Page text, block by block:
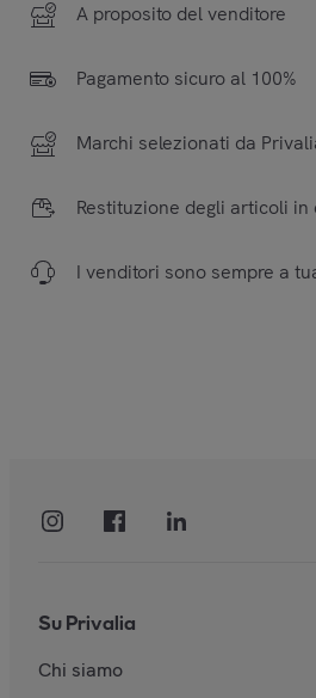
A proposito del venditore
Pagamento sicuro al 100%
Marchi selezionati da
Restituzione degli articoli in
I venditori sono sempre a
Su Privalia
Chi siamo